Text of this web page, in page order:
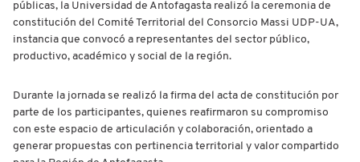
públicas, la Universidad de Antofagasta realizó la ceremonia de
constitución del Comité Territorial del Consorcio Massi UDP-UA,
instancia que convocó a representantes del sector público,
productivo, académico y social de la región.
Durante la jornada se realizó la firma del acta de constitución por
parte de los participantes, quienes reafirmaron su compromiso
con este espacio de articulación y colaboración, orientado a
generar propuestas con pertinencia territorial y valor compartido